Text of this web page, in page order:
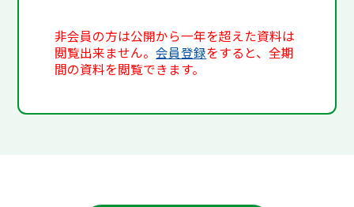
非会員の方は公開から一年を超えた資料は
閲覧出来ません。会員登録をすると、全期
間の資料を閲覧できます。